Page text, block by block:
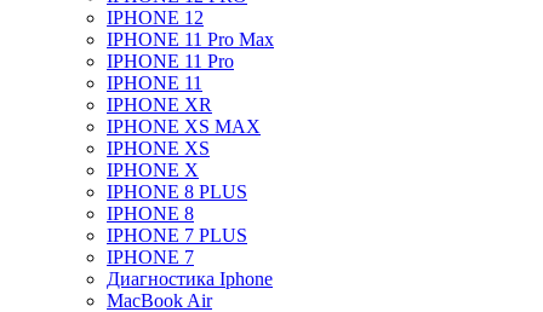
IPHONE 12
IPHONE 11 Pro Max
IPHONE 11 Pro
IPHONE 11
IPHONE XR
IPHONE XS MAX
IPHONE XS
IPHONE X
IPHONE 8 PLUS
IPHONE 8
IPHONE 7 PLUS
IPHONE 7
Диагностика Iphone
MacBook Air